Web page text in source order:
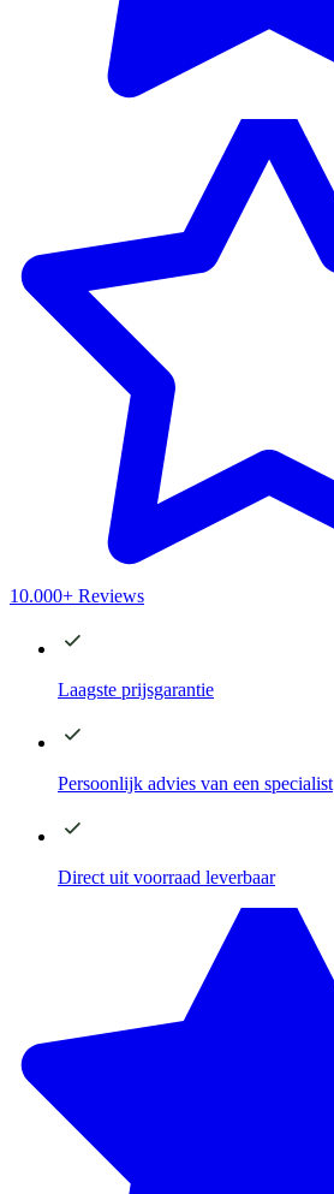
10.000+ Reviews
Laagste prijsgarantie
Persoonlijk advies van een specialist
Direct uit voorraad leverbaar